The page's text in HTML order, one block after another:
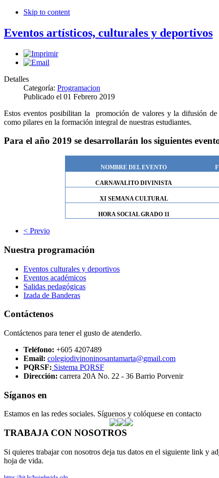
Skip to content
Eventos artísticos, culturales y deportivos
Detalles
Categoría: Programacion
Publicado el 01 Febrero 2019
Estos eventos posibilitan la promoción de valores y la difusión
como pilares en la formación integral de nuestras estudiantes.
Para el año 2019 se desarrollarán los siguientes
NOMBRE DEL EVENTO
CARNAVALITO DIVINISTA
XI SEMANA CULTURAL
HORA SOCIAL GRADO 11
< Previo
Nuestra programación
Eventos culturales y deportivos
Eventos académicos
Salidas pedagógicas
Izada de Banderas
Contáctenos
Contáctenos para tener el gusto de atenderlo.
Teléfono: +605 4207489
Email: colegiodivinoninosantamarta@gmail.com
PQRSF: Sistema PQRSF
Dirección: carrera 20A No. 22 - 36 Barrio Porvenir
Síganos en
Estamos en las redes sociales. Síguenos y colóquese en contacto
TRABAJA CON NOSOTROS
Si quieres trabajar con nosotros deja tus datos en el siguiente link y
hoja de vida.